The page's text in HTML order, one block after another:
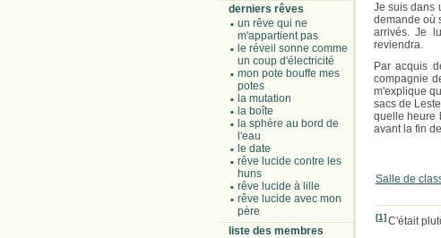
derniers rêves
un rêve qui ne
m'appartient pas
le réveil sonne comme
un coup d'électricité
mon pote bouffe mes
potes
la mutation
la boîte
la sphère au bord de
l'eau
le date
rêve lucide contre les
huns
rêve lucide à lille
rêve lucide avec mon
père
liste des membres
Je suis dans
demande où
arrivés. Je
reviendra.
Par acquis
compagnie
m'explique
sacs de
quelle heure
avant la fin
Salle de
[1] C'était